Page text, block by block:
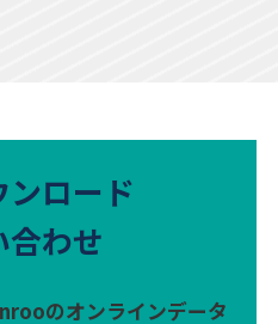
ロード
合わせ
のオンラインデータ